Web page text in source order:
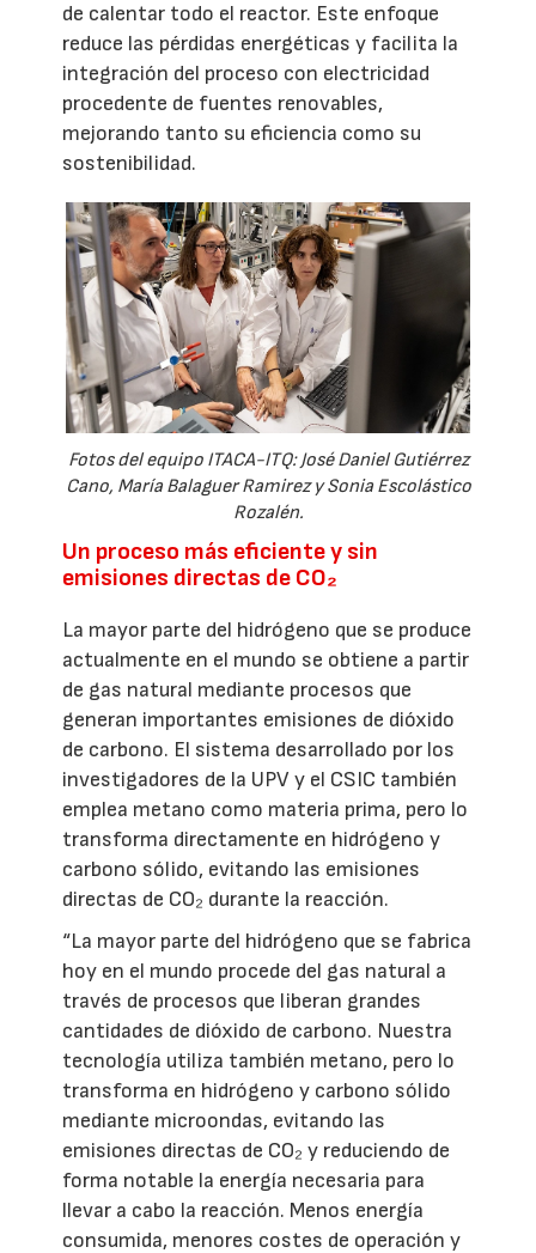
de calentar todo el reactor. Este enfoque
reduce las pérdidas energéticas y facilita la
integración del proceso con electricidad
procedente de fuentes renovables,
mejorando tanto su eficiencia como su
sostenibilidad.
Fotos del equipo ITACA-ITQ: José Daniel Gutiérrez
Cano, María Balaguer Ramirez y Sonia Escolástico
Rozalén.
Un proceso más eficiente y sin
emisiones directas de CO₂
La mayor parte del hidrógeno que se produce
actualmente en el mundo se obtiene a partir
de gas natural mediante procesos que
generan importantes emisiones de dióxido
de carbono. El sistema desarrollado por los
investigadores de la UPV y el CSIC también
emplea metano como materia prima, pero lo
transforma directamente en hidrógeno y
carbono sólido, evitando las emisiones
directas de CO₂ durante la reacción.
“La mayor parte del hidrógeno que se fabrica
hoy en el mundo procede del gas natural a
través de procesos que liberan grandes
cantidades de dióxido de carbono. Nuestra
tecnología utiliza también metano, pero lo
transforma en hidrógeno y carbono sólido
mediante microondas, evitando las
emisiones directas de CO₂ y reduciendo de
forma notable la energía necesaria para
llevar a cabo la reacción. Menos energía
consumida, menores costes de operación y